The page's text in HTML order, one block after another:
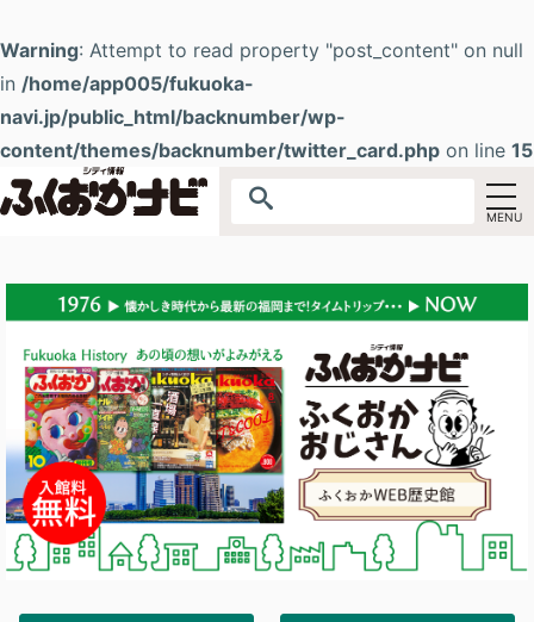
Warning: Attempt to read property "post_content" on null
in /home/app005/fukuoka-
navi.jp/public_html/backnumber/wp-
content/themes/backnumber/twitter_card.php on line 15